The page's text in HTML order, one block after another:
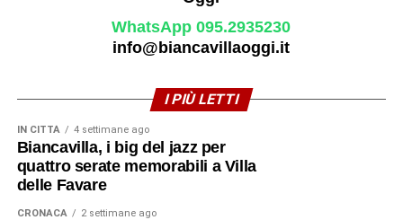
WhatsApp 095.2935230
info@biancavillaoggi.it
I PIÙ LETTI
IN CITTÀ 4 settimane ago
Biancavilla, i big del jazz per
quattro serate memorabili a Villa
delle Favare
CRONACA 2 settimane ago